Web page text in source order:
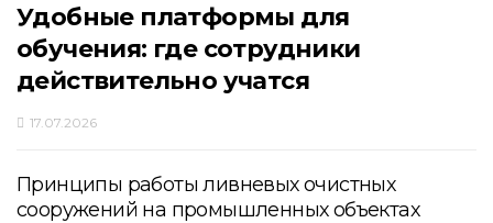
Удобные платформы для
обучения: где сотрудники
действительно учатся
17.07.2026
Принципы работы ливневых очистных
сооружений на промышленных объектах